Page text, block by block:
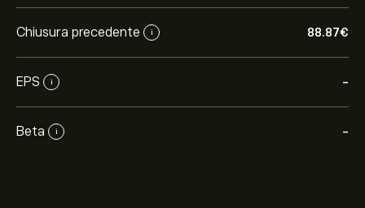
Chiusura precedente i 88.87‎€‎
EPS i -
Beta i -